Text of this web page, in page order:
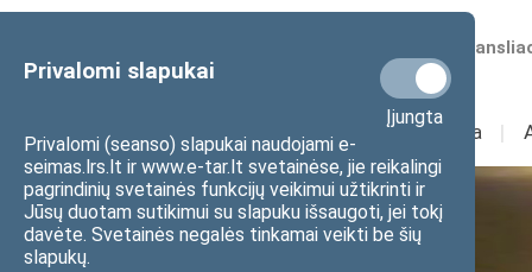
Privalomi slapukai
Įjungta
Privalomi (seanso) slapukai naudojami e-
seimas.lrs.lt ir www.e-tar.lt svetainėse, jie reikalingi
pagrindinių svetainės funkcijų veikimui užtikrinti ir
Jūsų duotam sutikimui su slapuku išsaugoti, jei tokį
davėte. Svetainės negalės tinkamai veikti be šių
slapukų.
Numatomos
Sudėtis Veikla I
Seime vyksta